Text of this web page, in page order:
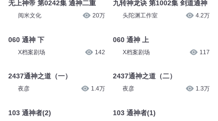
无上神帝 第0242集 通神二重
阅米文化 20万
060 通神 下
X档案剧场 142
2437通神之道（一）
夜彦 1.4万
103 通神者(2)
九转神龙诀 第1002集 剑道通神
头陀渊工作室 4.2万
060 通神 上
X档案剧场 117
2437通神之道（二）
夜彦 1.3万
103 通神者(1)